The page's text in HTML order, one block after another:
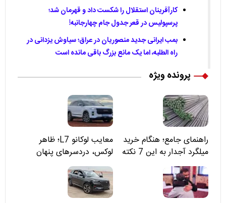
کارآفرینان استقلال را شکست داد و قهرمان شد؛
پرسپولیس در قعر جدول جام چهارجانبه!
بمب ایرانی جدید منصوریان در عراق؛ سیاوش یزدانی در
راه الطلبه، اما یک مانع بزرگ باقی مانده است
پرونده ویژه
راهنمای جامع؛ هنگام خرید
میلگرد آجدار به این 7 نکته
توجه کنید
معایب لوکانو L7؛ ظاهر
لوکس، دردسرهای پنهان